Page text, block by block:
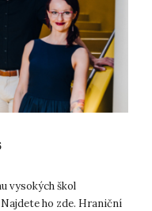
vysokých škol
ho zde. Hraniční